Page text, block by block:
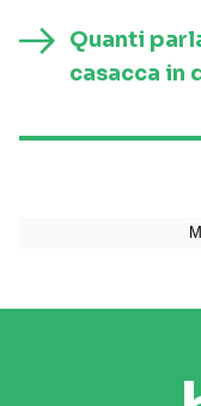
Quanti
casacca in